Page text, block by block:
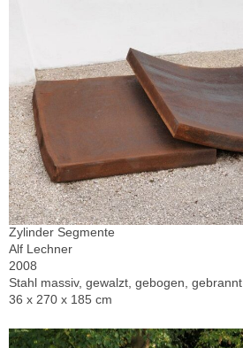
Zylinder Segmente
Alf Lechner
2008
Stahl massiv, gewalzt, gebogen, gebrannt
36 x 270 x 185 cm